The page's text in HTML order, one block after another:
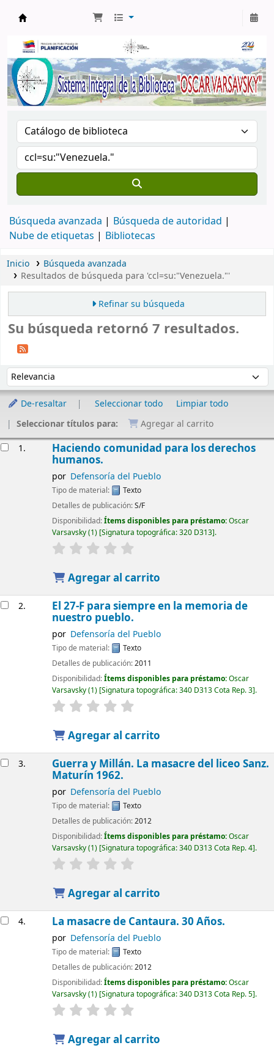
Búsqueda avanzada
Búsqueda de autoridad
Nube de etiquetas
Bibliotecas
Inicio
Búsqueda avanzada
Resultados de búsqueda para 'ccl=su:"Venezuela."'
Refinar su búsqueda
Su búsqueda retornó 7 resultados.
Ordenar por:
De-resaltar Seleccionar todo
Limpiar todo
Seleccionar títulos para:
Agregar al carrito
1. Haciendo comunidad para los derechos
humanos.
por Defensoría del Pueblo
Tipo de material:
Texto
Detalles de publicación:S/F
Disponibilidad:Ítems disponibles para préstamo:Oscar
Varsavsky(1) Signatura topográfica:320 D313 .
Agregar al carrito
2. El 27-F para siempre en la memoria de
nuestro pueblo.
por Defensoría del Pueblo
Tipo de material:
Texto
Detalles de publicación:2011
Disponibilidad:Ítems disponibles para préstamo:Oscar
Varsavsky(1) Signatura topográfica:340 D313 Cota Rep. 3 .
Agregar al carrito
3. Guerra y Millán. La masacre del liceo Sanz.
Maturín 1962.
por Defensoría del Pueblo
Tipo de material:
Texto
Detalles de publicación:2012
Disponibilidad:Ítems disponibles para préstamo:Oscar
Varsavsky(1) Signatura topográfica:340 D313 Cota Rep. 4 .
Agregar al carrito
4. La masacre de Cantaura. 30 Años.
por Defensoría del Pueblo
Tipo de material:
Texto
Detalles de publicación:2012
Disponibilidad:Ítems disponibles para préstamo:Oscar
Varsavsky(1) Signatura topográfica:340 D313 Cota Rep. 5 .
Agregar al carrito